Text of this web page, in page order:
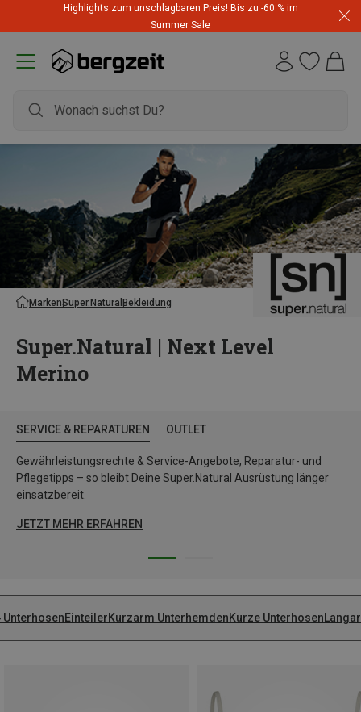
Highlights zum unschlagbaren Preis! Bis zu -60 % im
Summer Sale
MarkenSuper.Natural Bekleidung
Super.Natural | Next Level
Merino
SERVICE & REPARATUREN OUTLET
Gewährleistungsrechte & Service-Angebote, Reparatur- und
Pflegetipps – so bleibt Deine Super.Natural Ausrüstung länger
einsatzbereit.
JETZT MEHR ERFAHREN
UnterhosenEinteilerKurzarm UnterhemdenKurze Unterhosen